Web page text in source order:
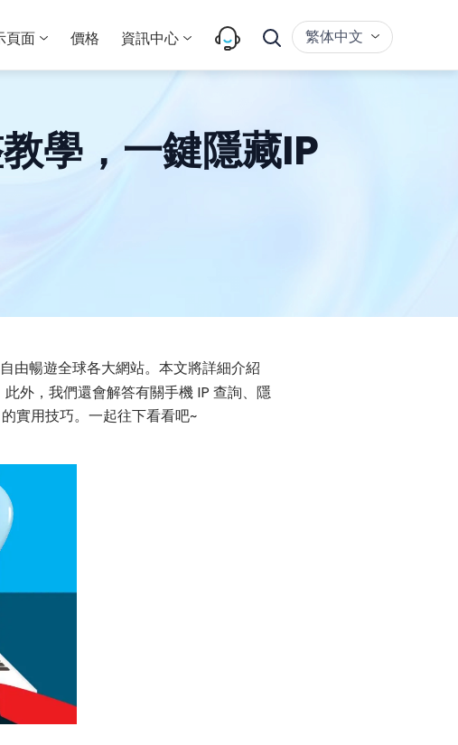
頁面 價格 資訊中心 繁体中文
學，一鍵隱藏IP
由暢遊全球各大網站。本文將詳細介紹
外，我們還會解答有關手機 IP 查詢、隱
實用技巧。一起往下看看吧~